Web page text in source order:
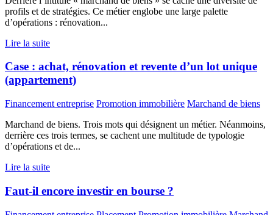
profils et de stratégies. Ce métier englobe une large palette
d’opérations : rénovation...
Lire la suite
Case : achat, rénovation et revente d’un lot unique
(appartement)
Financement entreprise Promotion immobilière Marchand de biens
Marchand de biens. Trois mots qui désignent un métier. Néanmoins,
derrière ces trois termes, se cachent une multitude de typologie
d’opérations et de...
Lire la suite
Faut-il encore investir en bourse ?